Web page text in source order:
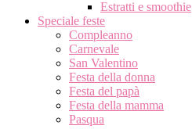
Estratti e smoothie
Speciale feste
Compleanno
Carnevale
San Valentino
Festa della donna
Festa del papà
Festa della mamma
Pasqua